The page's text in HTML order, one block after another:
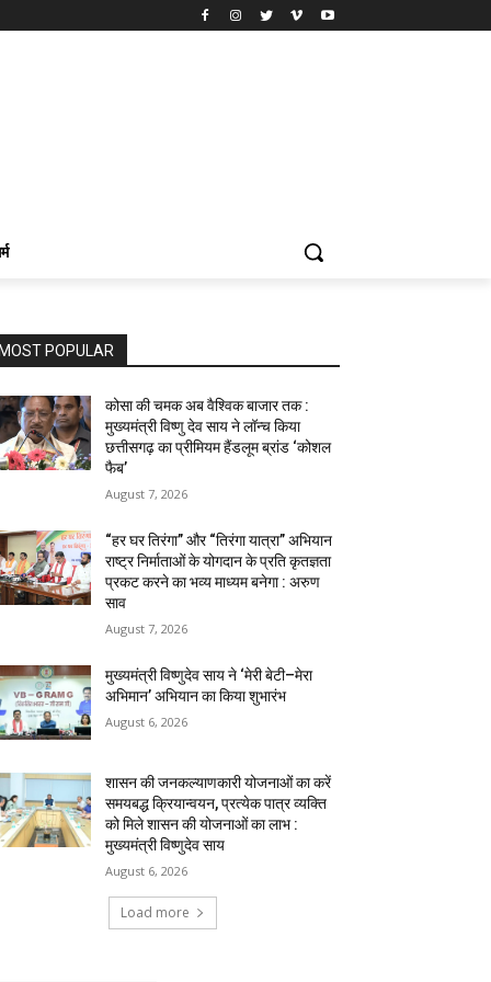
POPULAR
कोसा की चमक अब वैश्विक बाजार तक :
मुख्यमंत्री विष्णु देव साय ने लॉन्च किया
छत्तीसगढ़ का प्रीमियम हैंडलूम ब्रांड ‘कोशल
फैब’
August 7, 2026
“हर घर तिरंगा” और “तिरंगा यात्रा” अभियान
राष्ट्र निर्माताओं के योगदान के प्रति कृतज्ञता
प्रकट करने का भव्य माध्यम बनेगा : अरुण
साव
August 7, 2026
मुख्यमंत्री विष्णुदेव साय ने ‘मेरी बेटी–मेरा
अभिमान’ अभियान का किया शुभारंभ
August 6, 2026
शासन की जनकल्याणकारी योजनाओं का करें
समयबद्ध क्रियान्वयन, प्रत्येक पात्र व्यक्ति
को मिले शासन की योजनाओं का लाभ :
मुख्यमंत्री विष्णुदेव साय
August 6, 2026
Load more